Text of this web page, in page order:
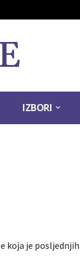
IZBORI
koja je posljednjih